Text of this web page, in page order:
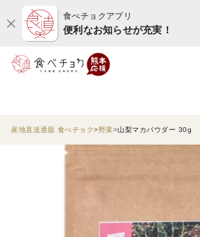
食べチョクアプリ
便利なお知らせが充実！
産地直送通販 食べチョク 野菜 山梨マカパウダー 30g